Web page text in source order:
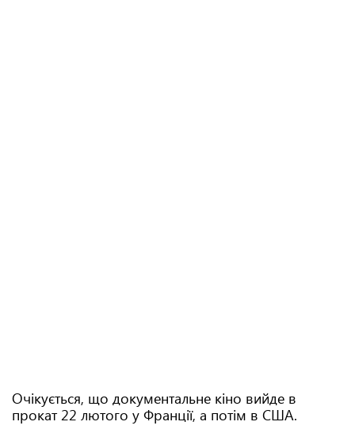
Очікується, що документальне кіно вийде в
прокат 22 лютого у Франції, а потім в США.